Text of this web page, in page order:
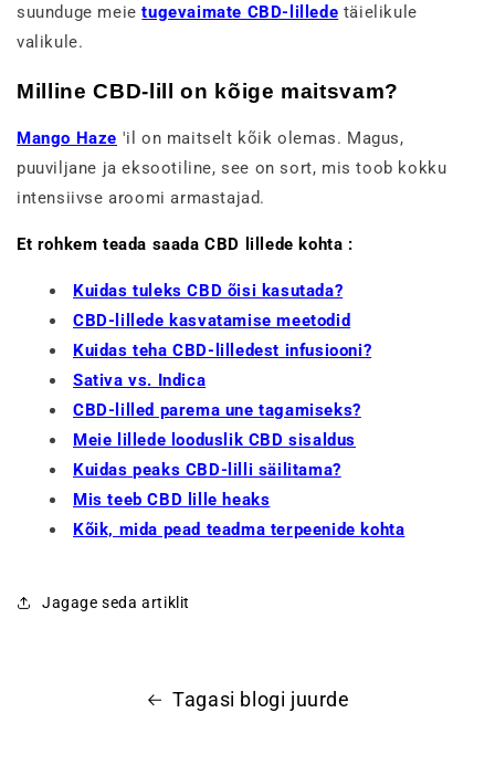
suunduge meietugevaimate CBD-lillede täielikule
valikule.
Milline CBD-lill on kõige maitsvam?
Mango Haze 'il on maitselt kõik olemas. Magus,
puuviljane ja eksootiline, see on sort, mis toob kokku
intensiivse aroomi armastajad.
Et rohkem teada saada CBD lillede kohta :
Kuidas tuleks CBD õisi kasutada?
CBD-lillede kasvatamise meetodid
Kuidas teha CBD-lilledest infusiooni?
Sativa vs. Indica
CBD-lilled parema une tagamiseks?
Meie lillede looduslik CBD sisaldus
Kuidas peaks CBD-lilli säilitama?
Mis teeb CBD lille heaks
Kõik, mida pead teadma terpeenide kohta
Jagage seda artiklit
Tagasi blogi juurde